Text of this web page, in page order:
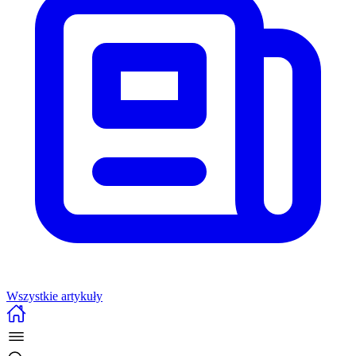
Wszystkie artykuły